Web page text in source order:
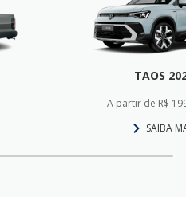
TAOS
A partir de R$
SAIBA